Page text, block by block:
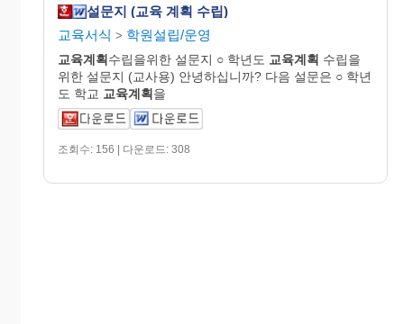
설문지 (교육 계획 수립)
교육서식 > 학원설립/운영
교육계획수립을위한 설문지 ○ 학년도 교육계획 수립을
위한 설문지 (교사용) 안녕하십니까? 다음 설문은 ○ 학년
도 학교 교육계획을
조회수: 156 | 다운로드: 308